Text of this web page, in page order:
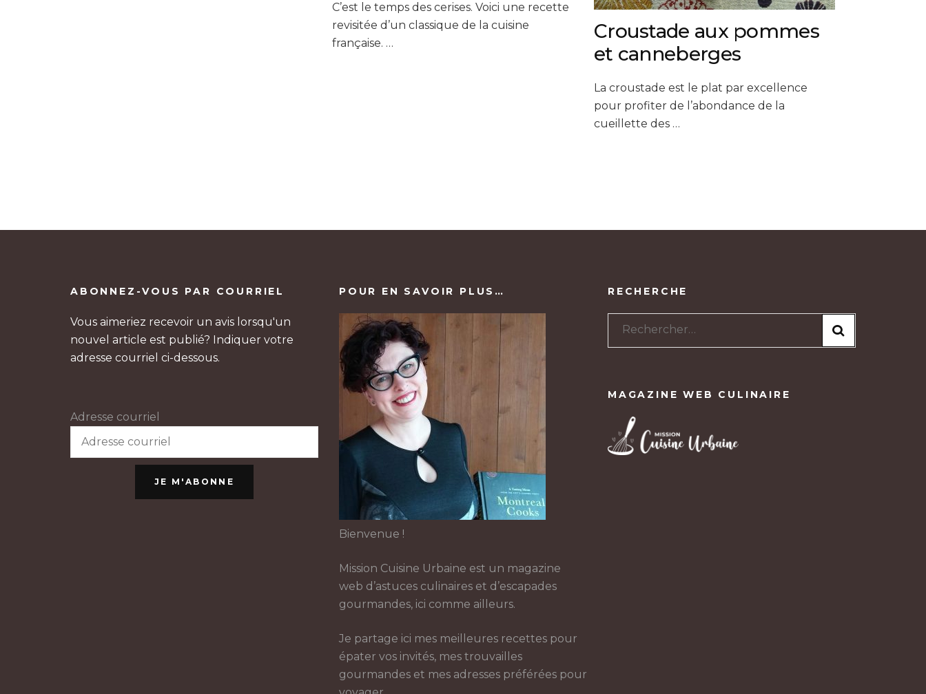
C’est le temps des cerises. Voici une recette
revisitée d’un classique de la cuisine
française. …
Croustade aux pommes
et canneberges
La croustade est le plat par excellence
pour profiter de l’abondance de la
cueillette des …
ABONNEZ-VOUS PAR COURRIEL
Vous aimeriez recevoir un avis lorsqu'un
nouvel article est publié? Indiquer votre
adresse courriel ci-dessous.
Adresse courriel
JE M'ABONNE
POUR EN SAVOIR PLUS…
Bienvenue !
Mission Cuisine Urbaine est un magazine
web d’astuces culinaires et d’escapades
gourmandes, ici comme ailleurs.
Je partage ici mes meilleures recettes pour
épater vos invités, mes trouvailles
gourmandes et mes adresses préférées pour
RECHERCHE
Rechercher :
MAGAZINE WEB CULINAIRE